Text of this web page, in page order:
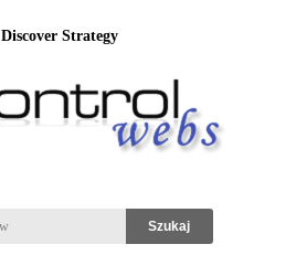
Discover Strategy